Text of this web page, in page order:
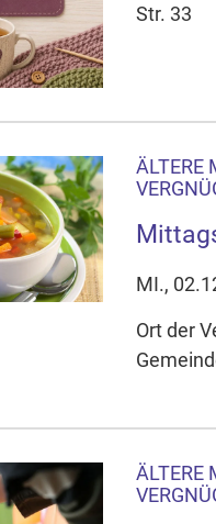
Str. 33
ÄLTERE
MI.,
Ort der
ÄLTERE